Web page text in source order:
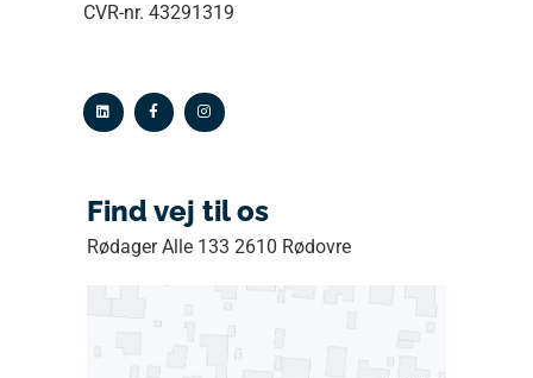
CVR-nr. 43291319
Find vej til os
Rødager Alle 133 2610 Rødovre